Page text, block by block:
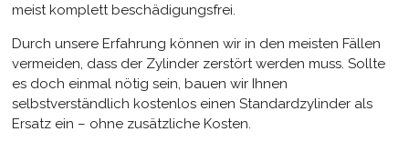
meist komplett beschädigungsfrei.
Durch unsere Erfahrung können wir in den meisten Fällen
vermeiden, dass der Zylinder zerstört werden muss. Sollte
es doch einmal nötig sein, bauen wir Ihnen
selbstverständlich kostenlos einen Standardzylinder als
Ersatz ein – ohne zusätzliche Kosten.